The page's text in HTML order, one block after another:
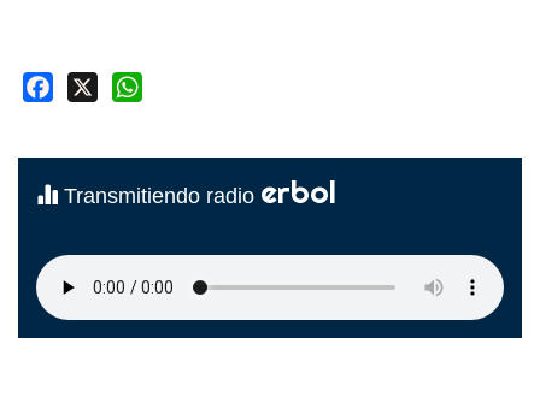
Facebook
Transmitiendo radio erbol